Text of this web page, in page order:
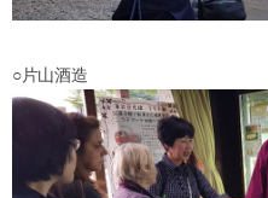
○片山酒造